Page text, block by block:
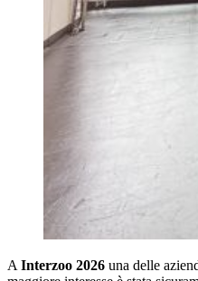
A Interzoo 2026 una delle